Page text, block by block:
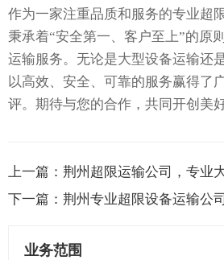
作为一家注重品质和服务的专业超
秉承着“安全第一、客户至上”的原
运输服务。无论是大型设备运输还
以高效、安全、可靠的服务赢得了
评。期待与您的合作，共同开创美
上一篇： 荆州超限运输公司，专业
下一篇： 荆州专业超限设备运输公司
业务范围